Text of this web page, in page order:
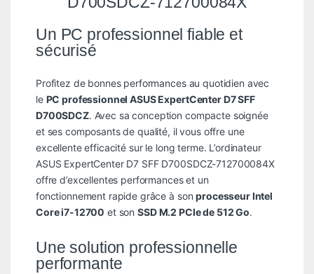
Un PC professionnel fiable et
sécurisé
Profitez de bonnes performances au quotidien avec
le PC professionnel ASUS ExpertCenter D7 SFF
D700SDCZ. Avec sa conception compacte soignée
et ses composants de qualité, il vous offre une
excellente efficacité sur le long terme. L’ordinateur
ASUS ExpertCenter D7 SFF D700SDCZ-712700084X
offre d’excellentes performances et un
fonctionnement rapide grâce à sonprocesseur Intel
Core i7-12700 et sonSSD M.2 PCIe de 512 Go.
Une solution professionnelle
performante